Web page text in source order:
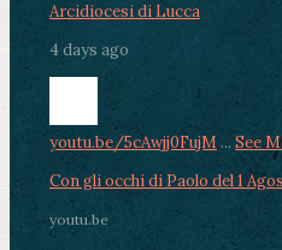
Arcidiocesi di Lucca
4 days ago
youtu.be/5cAwjj0FujM ... See
Con gli occhi di Paolo del 1
youtu.be